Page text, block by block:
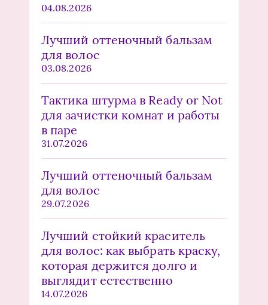
04.08.2026
Лучший оттеночный бальзам
для волос
03.08.2026
Тактика штурма в Ready or Not
для зачистки комнат и работы
в паре
31.07.2026
Лучший оттеночный бальзам
для волос
29.07.2026
Лучший стойкий краситель
для волос: как выбрать краску,
которая держится долго и
выглядит естественно
14.07.2026